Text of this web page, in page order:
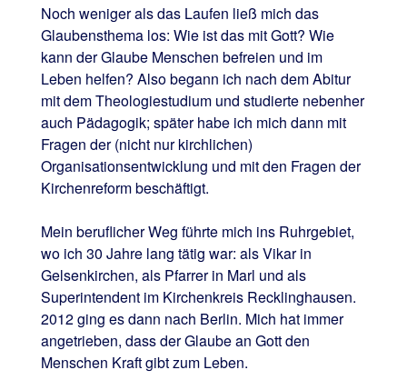
Noch weniger als das Laufen ließ mich das
Glaubensthema los: Wie ist das mit Gott? Wie
kann der Glaube Menschen befreien und im
Leben helfen? Also begann ich nach dem Abitur
mit dem Theologiestudium und studierte nebenher
auch Pädagogik; später habe ich mich dann mit
Fragen der (nicht nur kirchlichen)
Organisationsentwicklung und mit den Fragen der
Kirchenreform beschäftigt.
Mein beruflicher Weg führte mich ins Ruhrgebiet,
wo ich 30 Jahre lang tätig war: als Vikar in
Gelsenkirchen, als Pfarrer in Marl und als
Superintendent im Kirchenkreis Recklinghausen.
2012 ging es dann nach Berlin. Mich hat immer
angetrieben, dass der Glaube an Gott den
Menschen Kraft gibt zum Leben.